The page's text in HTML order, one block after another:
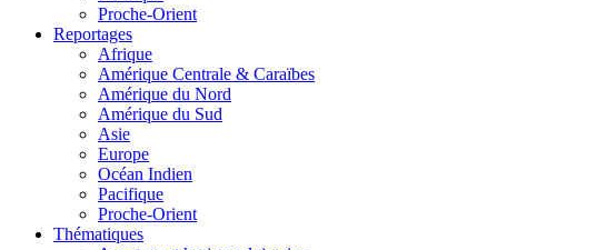
Proche-Orient
Reportages
Afrique
Amérique Centrale & Caraïbes
Amérique du Nord
Amérique du Sud
Asie
Europe
Océan Indien
Pacifique
Proche-Orient
Thématiques